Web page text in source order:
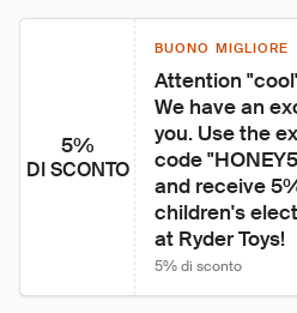
5%
DI SCONTO
BUONO MIGLIORE
Attention
We have an
you. Use the
code
and receive
children's
at Ryder Toys!
5% di sconto